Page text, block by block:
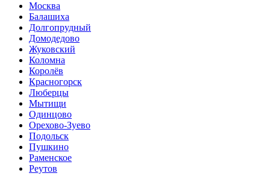
Москва
Балашиха
Долгопрудный
Домодедово
Жуковский
Коломна
Королёв
Красногорск
Люберцы
Мытищи
Одинцово
Орехово-Зуево
Подольск
Пушкино
Раменское
Реутов